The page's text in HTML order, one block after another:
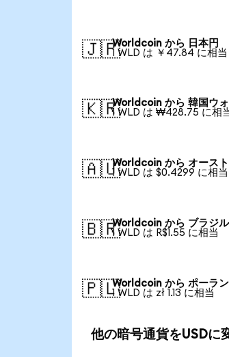
🇯🇵Worldcoin から 日本円
1 WLD は ￥47.84 に相当
🇰🇷Worldcoin から 韓国ウ
1 WLD は ₩428.75 に相
🇦🇺Worldcoin から オース
1 WLD は $0.4299 に相当
🇧🇷Worldcoin から ブラジ
1 WLD は R$1.55 に相当
🇵🇱Worldcoin から ポーラ
1 WLD は zł 1.13 に相当
他の暗号通貨をUSDに